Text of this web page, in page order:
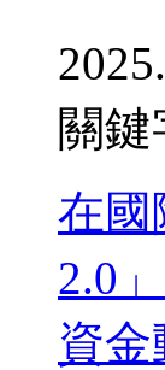
關鍵
在國
2.0
資